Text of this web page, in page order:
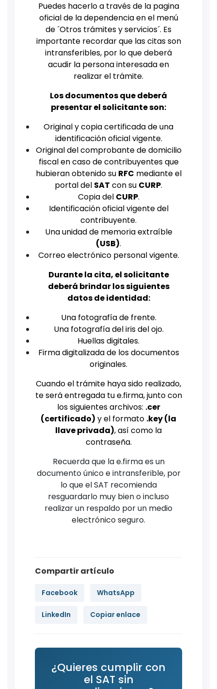
Puedes hacerlo a través de la pagina
oficial de la dependencia en el menú
de ´Otros trámites y servicios´. Es
importante recordar que las citas son
intransferibles, por lo que deberá
acudir la persona interesada en
realizar el trámite.
Los documentos que deberá
presentar el solicitante son:
Original y copia certificada de una
identificación oficial vigente.
Original del comprobante de domicilio
fiscal en caso de contribuyentes que
hubieran obtenido su RFC mediante el
portal del SAT con su CURP.
Copia del CURP.
Identificación oficial vigente del
contribuyente.
Una unidad de memoria extraíble
(USB).
Correo electrónico personal vigente.
Durante la cita, el solicitante
deberá brindar los siguientes
datos de identidad:
Una fotografía de frente.
Una fotografía del iris del ojo.
Huellas digitales.
Firma digitalizada de los documentos
originales.
Cuando el trámite haya sido realizado,
te será entregada tu e.firma, junto con
los siguientes archivos: .cer
(certificado) y el formato .key (la
llave privada), así como la
contraseña.
Recuerda que la e.firma es un
documento único e intransferible, por
lo que el SAT recomienda
resguardarlo muy bien o incluso
realizar un respaldo por un medio
electrónico seguro.
Compartir artículo
Facebook WhatsApp
LinkedIn Copiar enlace
¿Quieres cumplir con
el SAT sin